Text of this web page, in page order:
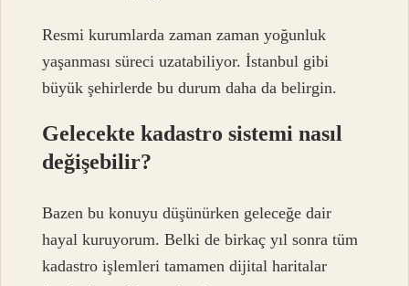
Resmi kurumlarda zaman zaman yoğunluk
yaşanması süreci uzatabiliyor. İstanbul gibi
büyük şehirlerde bu durum daha da belirgin.
Gelecekte kadastro sistemi nasıl
değişebilir?
Bazen bu konuyu düşünürken geleceğe dair
hayal kuruyorum. Belki de birkaç yıl sonra tüm
kadastro işlemleri tamamen dijital haritalar